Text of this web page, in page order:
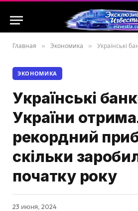
Главная » Экономика » Українські банки України
ЭКОНОМИКА
Українські
України
рекордний
скільки
початку року
23 июня, 2024